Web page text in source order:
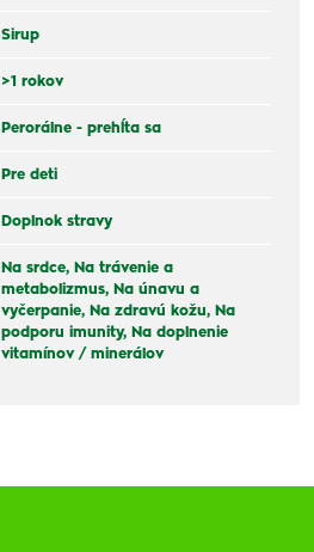
Sirup
>1 rokov
Perorálne - prehĺta sa
Pre deti
Doplnok stravy
Na srdce, Na trávenie a
metabolizmus, Na únavu a
vyčerpanie, Na zdravú kožu, Na
podporu imunity, Na doplnenie
vitamínov / minerálov